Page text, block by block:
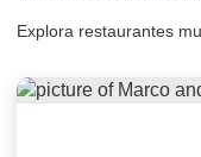
Explora restaurantes